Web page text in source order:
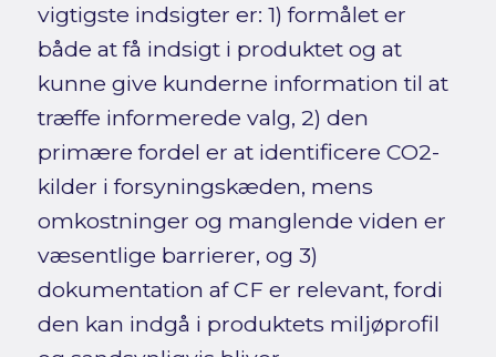
vigtigste indsigter er: 1) formålet er
både at få indsigt i produktet og at
kunne give kunderne information til at
træffe informerede valg, 2) den
primære fordel er at identificere CO2-
kilder i forsyningskæden, mens
omkostninger og manglende viden er
væsentlige barrierer, og 3)
dokumentation af CF er relevant, fordi
den kan indgå i produktets miljøprofil